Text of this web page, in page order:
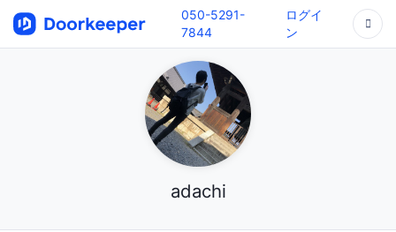
050-5291-
7844
ログイ
ン
adachi